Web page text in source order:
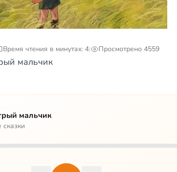
Время чтения в минутах: 4| Просмотрено 4559
мальчик
мальчик